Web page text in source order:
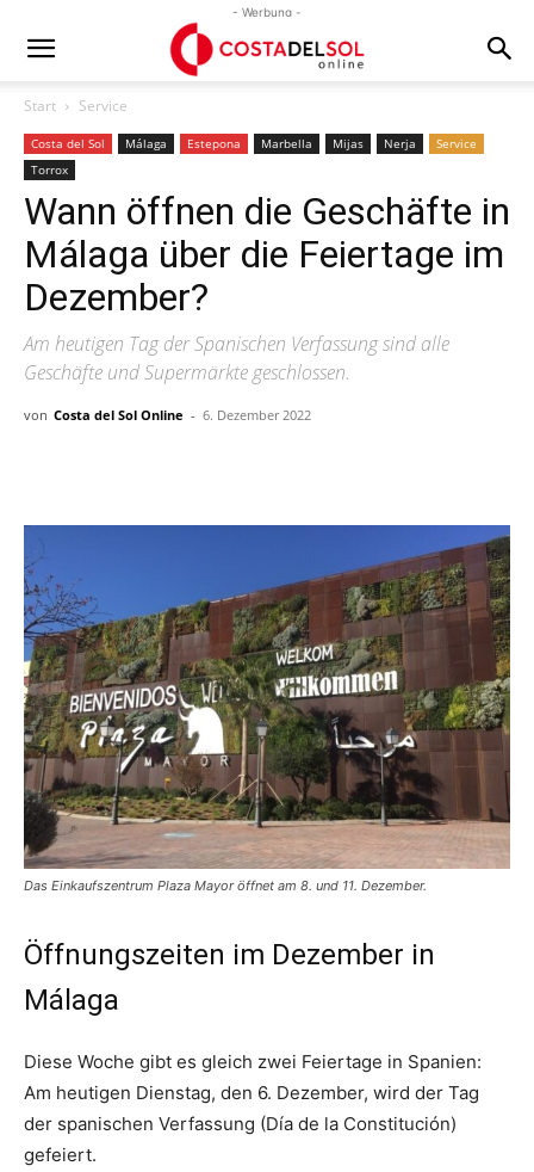
- Werbung -
Start Service
Costa del Sol Málaga Estepona Marbella Mijas Nerja
Service
Torrox
Wann öffnen die Geschäfte in
Málaga über die Feiertage im
Dezember?
Am heutigen Tag der Spanischen Verfassung sind alle
Geschäfte und Supermärkte geschlossen.
von Costa del Sol Online - 6. Dezember 2022
Das Einkaufszentrum Plaza Mayor öffnet am 8. und 11. Dezember.
Öffnungszeiten im Dezember in
Málaga
Diese Woche gibt es gleich zwei Feiertage in Spanien:
Am heutigen Dienstag, den 6. Dezember, wird der Tag
der spanischen Verfassung (Día de la Constitución)
gefeiert.